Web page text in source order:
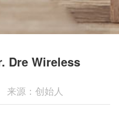
Dre Wireless
来源：创始人